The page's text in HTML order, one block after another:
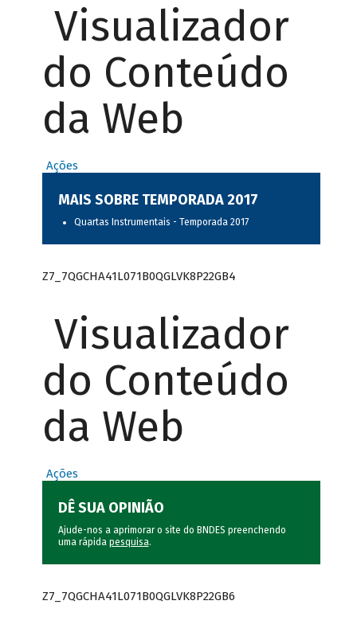
Visualizador
do Conteúdo
da Web
Ações
MAIS SOBRE TEMPORADA 2017
Quartas Instrumentais - Temporada 2017
Z7_7QGCHA41L071B0QGLVK8P22GB4
Visualizador
do Conteúdo
da Web
Ações
DÊ SUA OPINIÃO
Ajude-nos a aprimorar o site do BNDES preenchendo
uma rápida pesquisa.
Z7_7QGCHA41L071B0QGLVK8P22GB6